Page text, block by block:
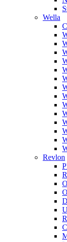
Wella
Revlon